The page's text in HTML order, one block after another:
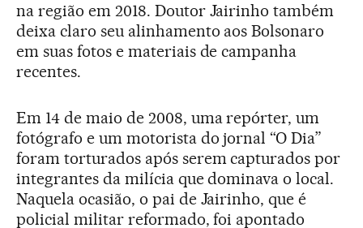
na região em 2018. Doutor Jairinho também
deixa claro seu alinhamento aos Bolsonaro
em suas fotos e materiais de campanha
recentes.
Em 14 de maio de 2008, uma repórter, um
fotógrafo e um motorista do jornal “O Dia”
foram torturados após serem capturados por
integrantes da milícia que dominava o local.
Naquela ocasião, o pai de Jairinho, que é
policial militar reformado, foi apontado